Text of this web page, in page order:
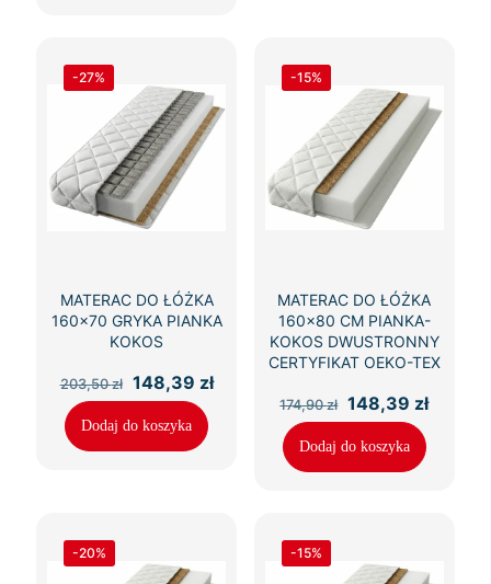
-27%
MATERAC DO ŁÓŻKA
160×70 GRYKA PIANKA
KOKOS
203,50zł
Pierwotna
cena
wynosiła:
203,50 zł.
148,39 złAktualna
148,39 zł.
Dodaj do koszyka
-15%
MATERAC DO ŁÓŻKA
160×80 CM PIANKA-
KOKOS DWUSTRONNY
CERTYFIKAT OEKO-TEX
174,90zł Pierwotna
cena
wynosiła:
174,90 zł.
148,39 zł
Dodaj do koszyka
-20% -15%